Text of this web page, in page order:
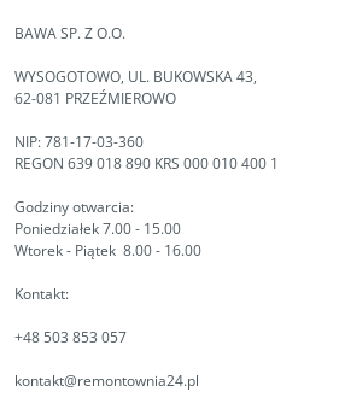
BAWA SP. Z O.O.
WYSOGOTOWO, UL. BUKOWSKA 43,
62-081 PRZEŹMIEROWO
NIP: 781-17-03-360
REGON 639 018 890 KRS 000 010 400 1
Godziny otwarcia:
Poniedziałek 7.00 - 15.00
Wtorek - Piątek 8.00 - 16.00
Kontakt:
+48 503 853 057
kontakt@remontownia24.pl